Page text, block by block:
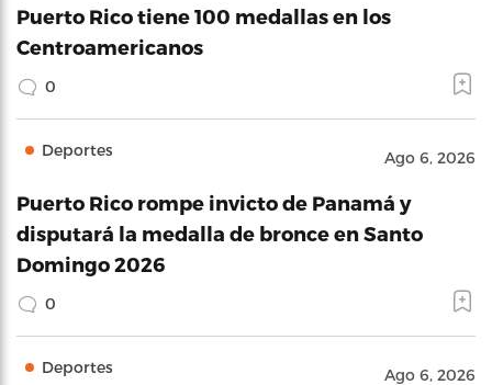
Puerto Rico tiene 100 medallas en los
Centroamericanos
0
Deportes Ago 6, 2026
Puerto Rico rompe invicto de Panamá y
disputará la medalla de bronce en Santo
Domingo 2026
0
Deportes Ago 6, 2026